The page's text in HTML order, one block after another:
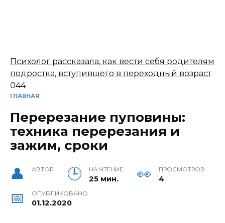
ГЛАВНАЯ
Перерезание пуповины:
техника перерезания и
зажим, сроки
АВТОР НА ЧТЕНИЕ
25 мин.
ПРОСМОТРОВ
4
ОПУБЛИКОВАНО
01.12.2020
Психолог рассказала, как вести себя родителям
подростка, вступившего в переходный возраст
044